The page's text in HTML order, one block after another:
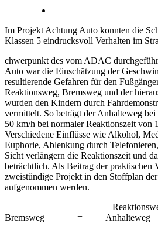
Im Projekt Achtung Auto konnten die
Klassen 5 eindrucksvoll Verhalten im
chwerpunkt des vom ADAC
Auto war die Einschätzung der
resultierende Gefahren für den
Reaktionsweg, Bremsweg und der
wurden den Kindern durch
vermittelt. So beträgt der Anhalteweg
50 km/h bei normaler Reaktionszeit von
Verschiedene Einflüsse wie Alkohol,
Euphorie, Ablenkung durch
Sicht verlängern die Reaktionszeit und
beträchtlich. Als Beitrag der praktischen
zweistündige Projekt in den Stoffplan
aufgenommen werden.
Bremsweg = Anhalteweg